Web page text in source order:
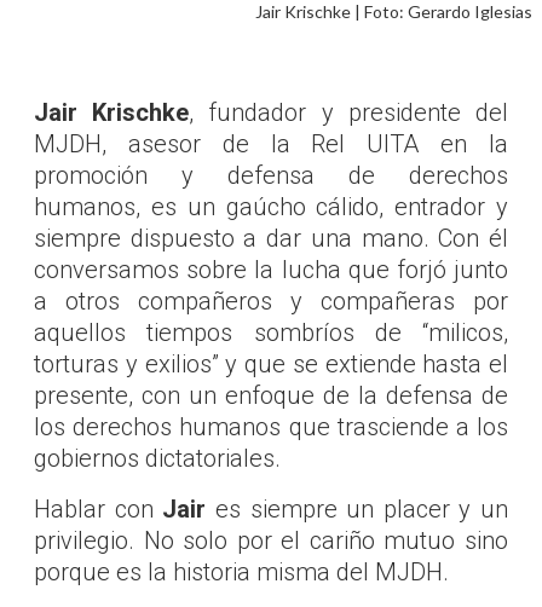
Jair Krischke | Foto: Gerardo Iglesias
Jair Krischke, fundador y presidente del
MJDH, asesor de la Rel UITA en la
promoción y defensa de derechos
humanos, es un gaúcho cálido, entrador y
siempre dispuesto a dar una mano. Con él
conversamos sobre la lucha que forjó junto
a otros compañeros y compañeras por
aquellos tiempos sombríos de “milicos,
torturas y exilios” y que se extiende hasta el
presente, con un enfoque de la defensa de
los derechos humanos que trasciende a los
gobiernos dictatoriales.
Hablar con Jair es siempre un placer y un
privilegio. No solo por el cariño mutuo sino
porque es la historia misma del MJDH.